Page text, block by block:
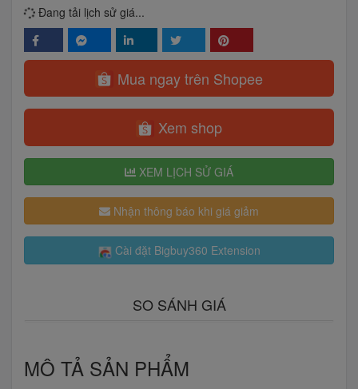
Đang tải lịch sử giá...
Mua ngay trên Shopee
Xem shop
XEM LỊCH SỬ GIÁ
Nhận thông báo khi giá giảm
Cài đặt Bigbuy360 Extension
SO SÁNH GIÁ
MÔ TẢ SẢN PHẨM